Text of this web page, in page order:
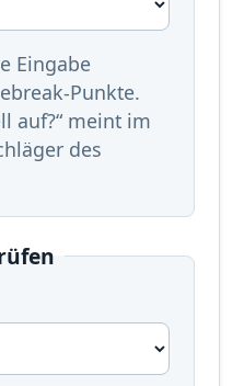
Eingabe
Punkte.
auf?“ meint im
des